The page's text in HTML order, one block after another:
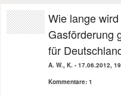
Wie lange
Gasförderung
für
A. W., K. - 17.06.2012,
Kommentare: 1